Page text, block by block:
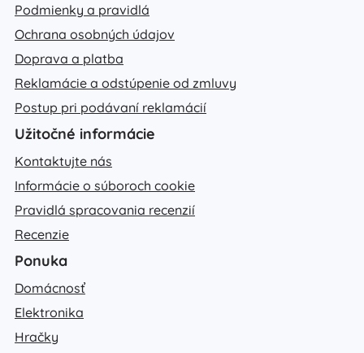
Podmienky a pravidlá
Ochrana osobných údajov
Doprava a platba
Reklamácie a odstúpenie od zmluvy
Postup pri podávaní reklamácií
Užitočné informácie
Kontaktujte nás
Informácie o súboroch cookie
Pravidlá spracovania recenzií
Recenzie
Ponuka
Domácnosť
Elektronika
Hračky